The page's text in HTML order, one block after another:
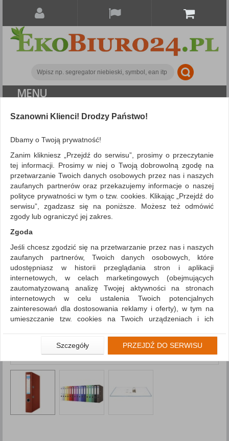
MENU
Archiwizacja dokumentów
Master, PP, A4/50mm, miedziany
Szanowni Klienci! Drodzy Państwo!
Dbamy o Twoją prywatność!
Zanim klikniesz „Przejdź do serwisu”, prosimy o przeczytanie
tej informacji. Prosimy w niej o Twoją dobrowolną zgodę na
przetwarzanie Twoich danych osobowych przez nas i naszych
zaufanych partnerów oraz przekazujemy informacje o naszej
polityce prywatności w tym o tzw. cookies. Klikając „Przejdź do
serwisu”, zgadzasz się na poniższe. Możesz też odmówić
zgody lub ograniczyć jej zakres.
Zgoda
Jeśli chcesz zgodzić się na przetwarzanie przez nas i naszych
zaufanych partnerów, Twoich danych osobowych, które
udostępniasz w historii przeglądania stron i aplikacji
internetowych, w celach marketingowych (obejmujących
zautomatyzowaną analizę Twojej aktywności na stronach
internetowych w celu ustalenia Twoich potencjalnych
zainteresowań dla dostosowania reklamy i oferty), w tym na
umieszczanie tzw. cookies na Twoich urządzeniach i ich
Jeśli nie chcesz wyrazić zgody lub ograniczyć jej zakres, kliknij
„Szczegóły”, gdzie znajdziesz wszelkie informacje o tym jak to
naszą polityką prywatności obowiązującą od 25 maja 2018.
W przypadku użytkowników zalogowanych, aby umożliwić
prawidłową realizację Umowy z Państwem i związane z tym
prawidłowe działanie naszej strony www, a w szczególności
Szczegóły PRZEJDŹ DO SERWISU